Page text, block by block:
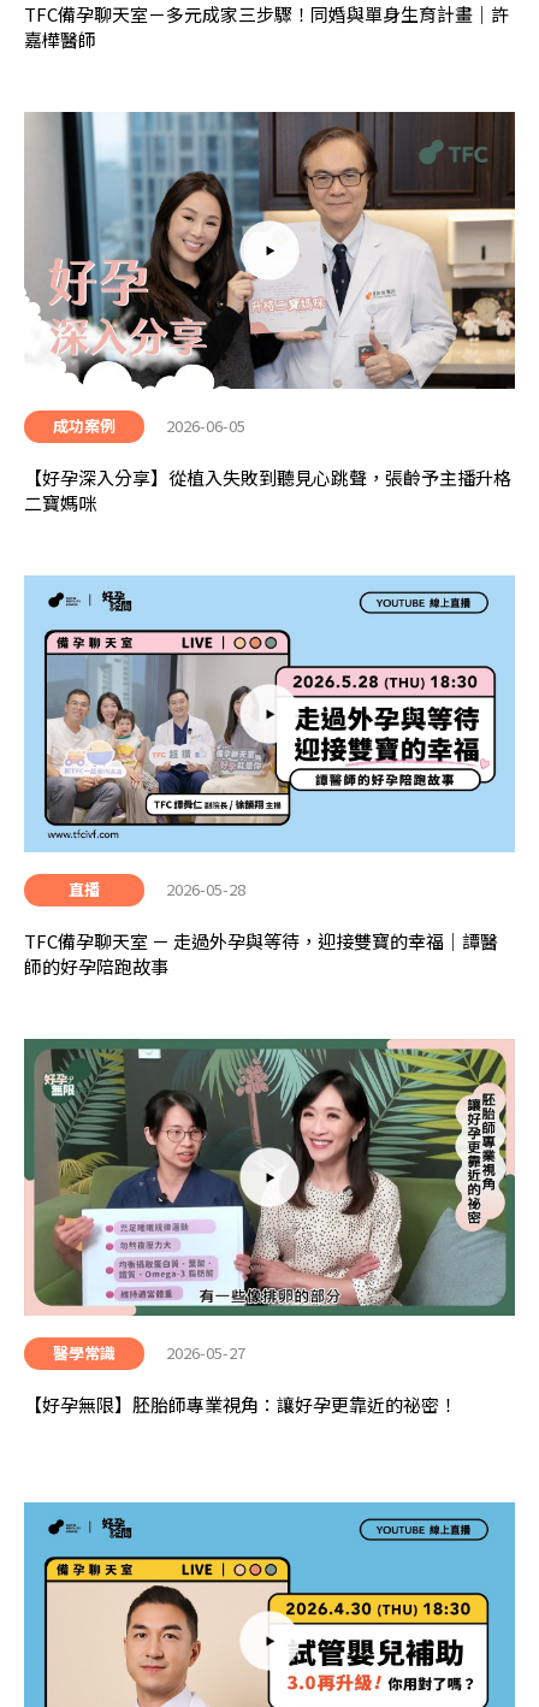
TFC備孕聊天室－多元成家三步驟！同婚與單身生育計畫｜許
嘉樺醫師
成功案例 2026-06-05
【好孕深入分享】從植入失敗到聽見心跳聲，張齡予主播升格
二寶媽咪
直播 2026-05-28
TFC備孕聊天室 － 走過外孕與等待，迎接雙寶的幸福｜譚醫
師的好孕陪跑故事
醫學常識 2026-05-27
【好孕無限】胚胎師專業視角：讓好孕更靠近的祕密！